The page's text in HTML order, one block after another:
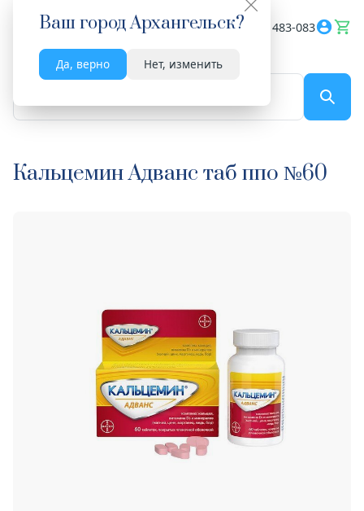
Ваш городАрхангельск?
Да, верно Нет, изменить
Весь сайт 8182 483-083
Кальцемин Адванс таб ппо №60